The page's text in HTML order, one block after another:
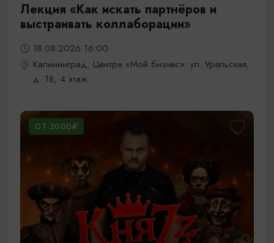
Лекция «Как искать партнёров и
выстраивать коллаборации»
18.08.2026 16:00
Калининград, Центра «Мой бизнес»: ул. Уральская,
д. 18, 4 этаж
ОТ 2000₽